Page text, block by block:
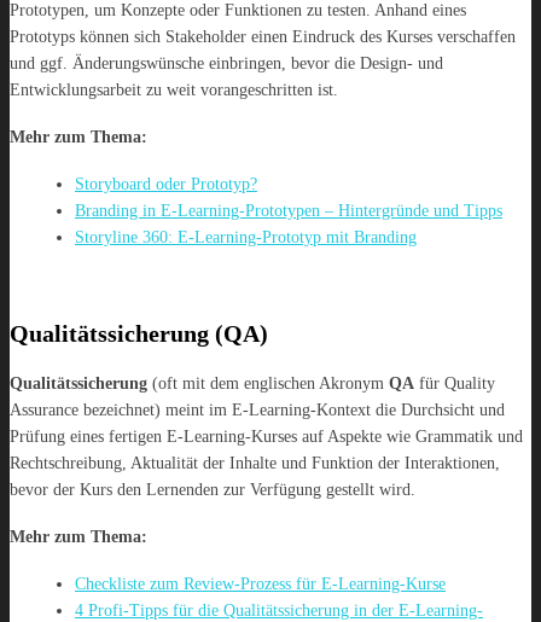
Prototypen, um Konzepte oder Funktionen zu testen. Anhand eines
Prototyps können sich Stakeholder einen Eindruck des Kurses verschaffen
und ggf. Änderungswünsche einbringen, bevor die Design- und
Entwicklungsarbeit zu weit vorangeschritten ist.
Mehr zum Thema:
Storyboard oder Prototyp?
Branding in E-Learning-Prototypen – Hintergründe und Tipps
Storyline 360: E-Learning-Prototyp mit Branding
Qualitätssicherung (QA)
Qualitätssicherung (oft mit dem englischen Akronym QA für Quality
Assurance bezeichnet) meint im E-Learning-Kontext die Durchsicht und
Prüfung eines fertigen E-Learning-Kurses auf Aspekte wie Grammatik und
Rechtschreibung, Aktualität der Inhalte und Funktion der Interaktionen,
bevor der Kurs den Lernenden zur Verfügung gestellt wird.
Mehr zum Thema:
Checkliste zum Review-Prozess für E-Learning-Kurse
4 Profi-Tipps für die Qualitätssicherung in der E-Learning-